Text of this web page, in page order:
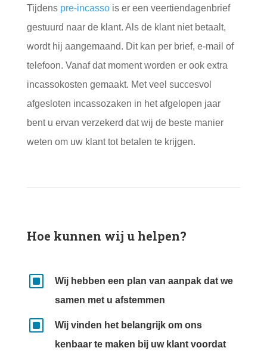
Tijdens pre-incassois er een veertiendagenbrief
gestuurd naar de klant. Als de klant niet betaalt,
wordt hij aangemaand. Dit kan per brief, e-mail of
telefoon. Vanaf dat moment worden er ook extra
incassokosten gemaakt. Met veel succesvol
afgesloten incassozaken in het afgelopen jaar
bent u ervan verzekerd dat wij de beste manier
weten om uw klant tot betalen te krijgen.
Hoe kunnen wij u helpen?
W
Wij hebben een plan van aanpak dat we
samen met u afstemmen
W
Wij vinden het belangrijk om ons
kenbaar te maken bij uw klant voordat